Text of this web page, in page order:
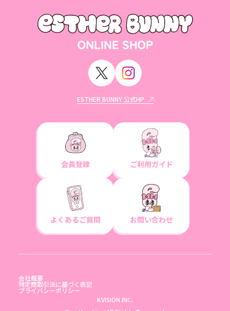
ESTHER BUNNY 公式HP
会員登録 ご利用ガイド
よくあるご質問 お問い合わせ
会社概要
特定商取引法に基づく表記
プライバシーポリシー
KVISION INC.